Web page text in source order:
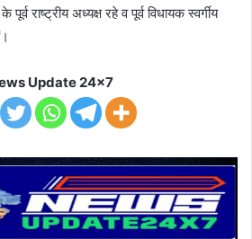
पूर्व राष्ट्रीय अध्यक्ष रहे व पूर्व विधायक स्वर्गीय
Update 24x7